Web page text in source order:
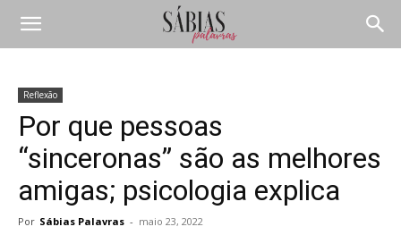
Reflexão
Por que pessoas
“sinceronas” são as melhores
amigas; psicologia explica
Por Sábias Palavras - maio 23, 2022